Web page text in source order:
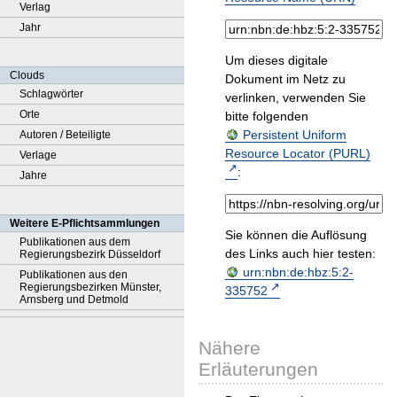
Verlag
Jahr
Clouds
Schlagwörter
Orte
Autoren / Beteiligte
Verlage
Jahre
Weitere E-Pflichtsammlungen
Publikationen aus dem
Regierungsbezirk Düsseldorf
Publikationen aus den
Regierungsbezirken Münster,
Arnsberg und Detmold
Um dieses digitale
Dokument im Netz zu
verlinken, verwenden Sie
bitte folgenden
Persistent Uniform
Resource Locator (PURL)
:
Sie können die Auflösung
des Links auch hier testen:
urn:nbn:de:hbz:5:2-
335752
Nähere
Erläuterungen